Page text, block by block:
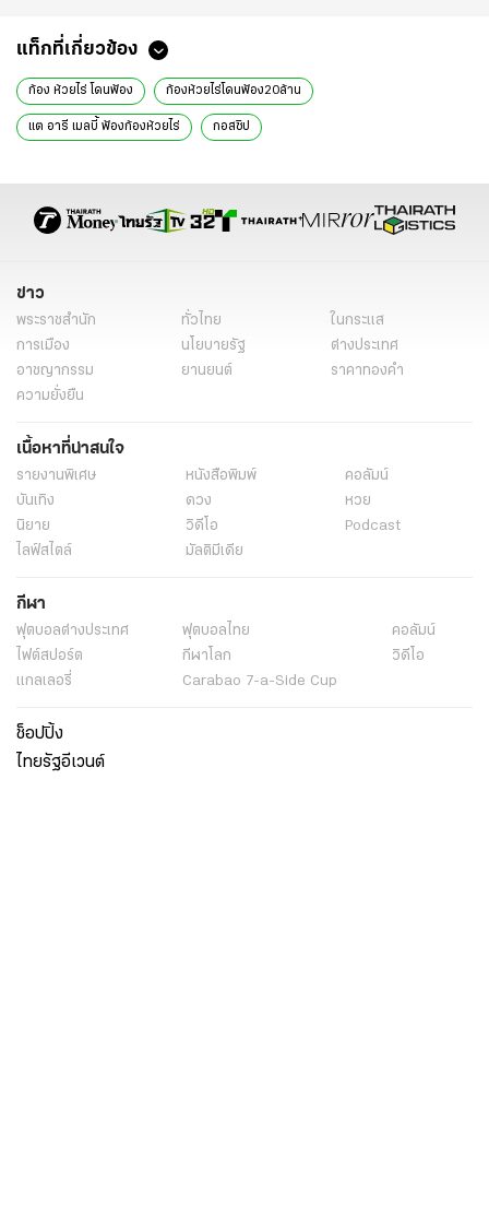
แท็กที่เกี่ยวข้อง
ก้อง ห้วยไร่ โดนฟ้อง ก้องห้วยไร่โดนฟ้อง20ล้าน
แต อารี เมลบี้ ฟ้องก้องห้วยไร่ กอสซิป
ข่าว
พระราชสำนัก ทั่วไทย
ในกระแส
การเมือง
นโยบายรัฐ
ต่างประเทศ
อาชญากรรม
ยานยนต์
ราคาทองคำ
ความยั่งยืน
เนื้อหาที่น่าสนใจ
รายงานพิเศษ หนังสือพิมพ์
คอลัมน์
บันเทิง
ดวง
หวย
นิยาย
วิดีโอ
Podcast
ไลฟ์สไตล์
มัลติมีเดีย
กีฬา
ฟุตบอลต่่างประเทศ ฟุตบอลไทย
คอลัมน์
ไฟต์สปอร์ต
กีฬาโลก
วิดีโอ
แกลเลอรี่
Carabao 7-a-Side Cup
ช็อปปิ้ง
ไทยรัฐอีเวนต์